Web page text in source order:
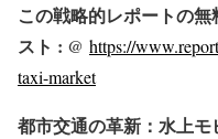
この戦略的レポートの
スト : @ https://
taxi-market
都市交通の革新：水上